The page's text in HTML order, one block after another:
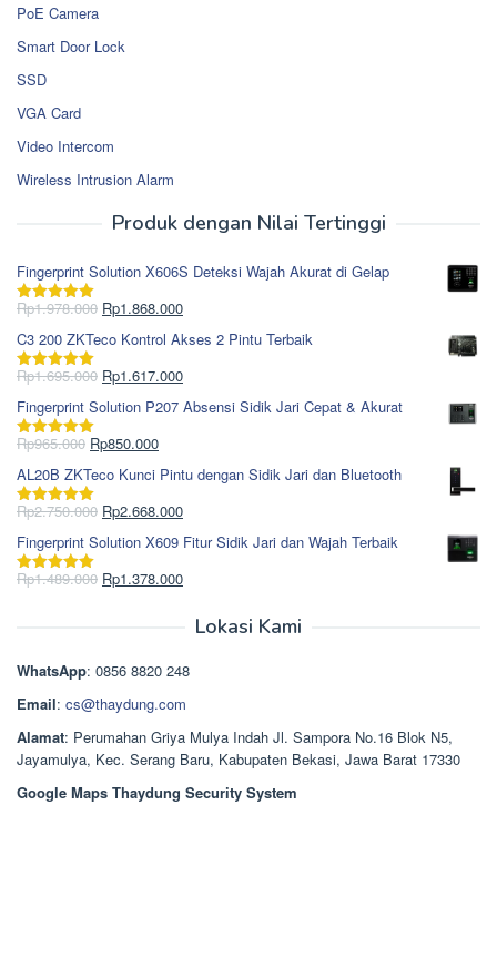
PoE Camera
Smart Door Lock
SSD
VGA Card
Video Intercom
Wireless Intrusion Alarm
Produk dengan Nilai Tertinggi
Fingerprint Solution X606S Deteksi Wajah Akurat di Gelap
Dinilai5.00
Rp1.978.000 Harga
adalah:
Rp1.978.000.
Rp1.868.000Harga
ini
adalah:
C3 200 ZKTeco Kontrol Akses 2 Pintu Terbaik
Dinilai5.00
Rp1.695.000 Harga
adalah:
Rp1.695.000.
Rp1.617.000Harga
ini
Fingerprint Solution P207 Absensi Sidik Jari Cepat & Akurat
Dinilai5.00
Rp965.000 Harga
adalah:
Rp965.000.
Rp850.000Harga
ini
adalah:
AL20B ZKTeco Kunci Pintu dengan Sidik Jari dan Bluetooth
Dinilai5.00
Rp2.750.000 Harga
adalah:
Rp2.750.000.
Rp2.668.000Harga
ini
adalah:
Fingerprint Solution X609 Fitur Sidik Jari dan Wajah Terbaik
Dinilai5.00
Rp1.489.000 Harga
Rp1.378.000Harga
Rp1.378.000.
Lokasi Kami
WhatsApp: 0856 8820 248
Email: cs@thaydung.com
Alamat: Perumahan Griya Mulya Indah Jl. Sampora No.16 Blok N5,
Jayamulya, Kec. Serang Baru, Kabupaten Bekasi, Jawa Barat 17330
Google Maps Thaydung Security System